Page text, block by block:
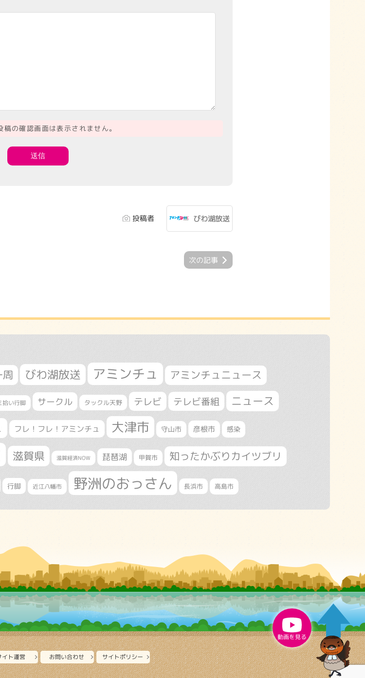
の確認画面は表示されません。
投稿者 びわ湖放送
次の記事
動画を見る
周 びわ湖放送 アミンチュ アミンチュニュース
拾い行脚 サークル タックル天野 テレビ テレビ番組 ニュース
フレ！フレ！アミンチュ 大津市 守山市 彦根市 感染
滋賀県 滋賀経済NOW 琵琶湖 甲賀市 知ったかぶりカイツブリ
行脚 近江八幡市 野洲のおっさん 長浜市 高島市
イト運営 お問い合わせ サイトポリシー